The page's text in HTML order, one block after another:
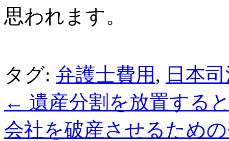
思われます。
タグ: 弁護士費用 , 日本
← 遺産分割を放置する
会社を破産させるため